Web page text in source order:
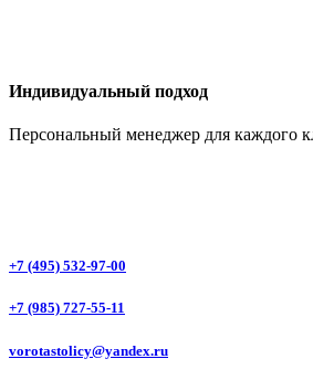
Индивидуальный подход
Персональный менеджер для каждого
+7 (495) 532-97-00
+7 (985) 727-55-11
vorotastolicy@yandex.ru